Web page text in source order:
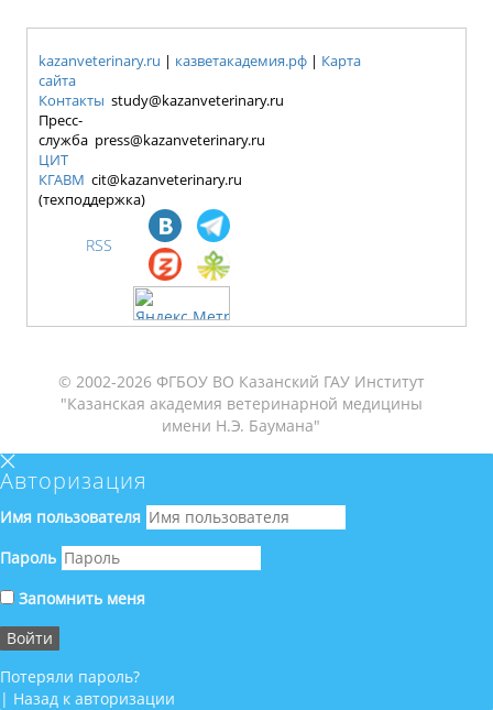
kazanveterinary.ru | казветакадемия.рф | Карта
сайта
Контакты study@kazanveterinary.ru
Пресс-
служба press@kazanveterinary.ru
ЦИТ
КГАВМ cit@kazanveterinary.ru
(техподдержка)
RSS
© 2002-2026 ФГБОУ ВО Казанский ГАУ Институт
"Казанская академия ветеринарной медицины
имени Н.Э. Баумана"
Авторизация
Имя пользователя
Пароль
Запомнить меня
Потеряли пароль?
| Назад к авторизации